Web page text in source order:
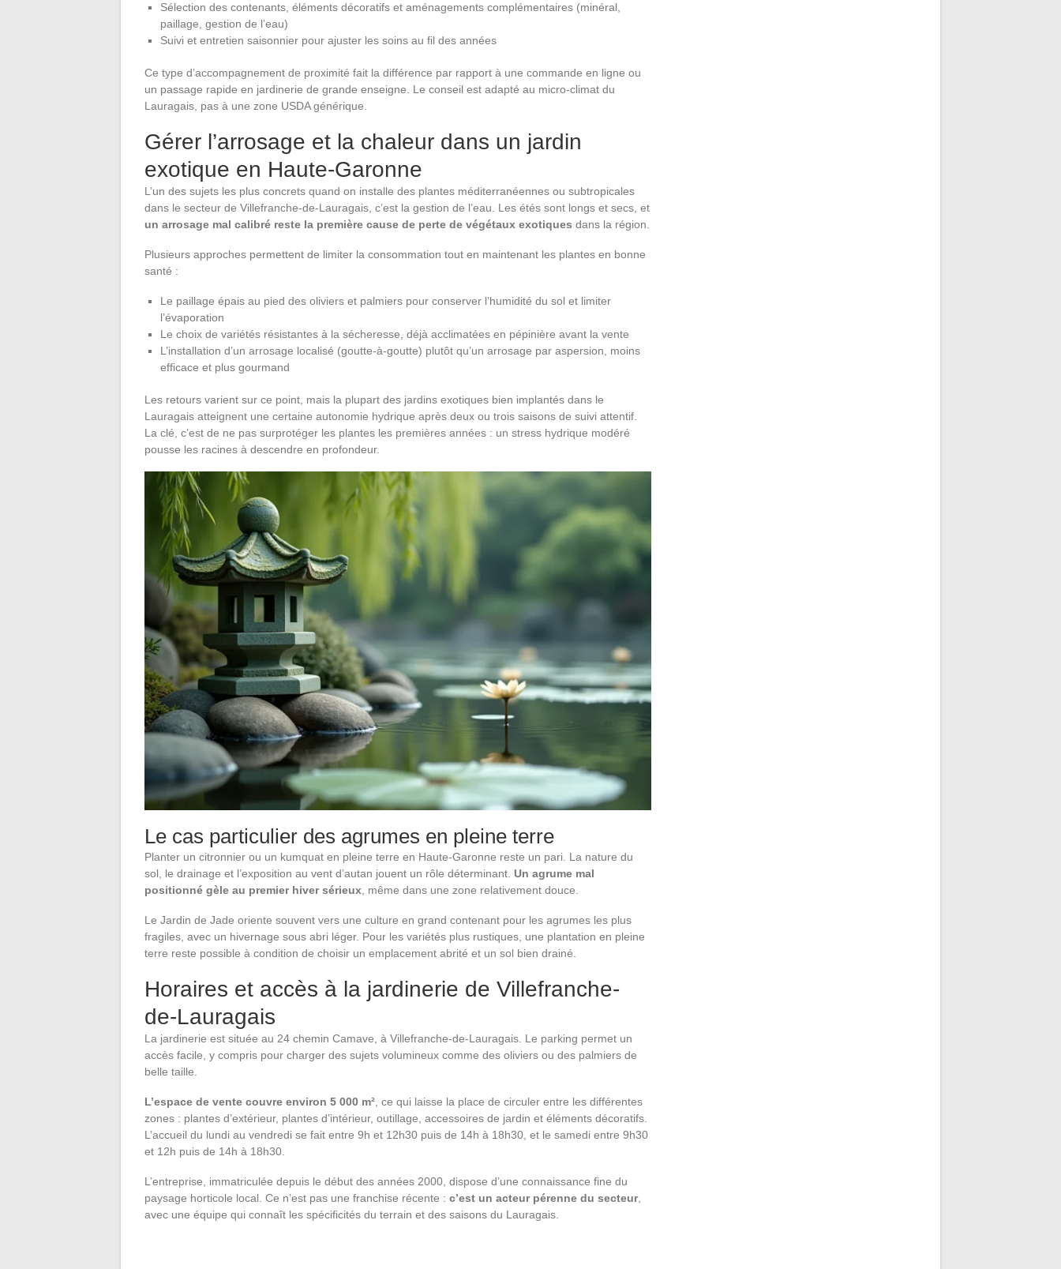
Sélection des contenants, éléments décoratifs et aménagements complémentaires (minéral,
paillage, gestion de l’eau)
Suivi et entretien saisonnier pour ajuster les soins au fil des années
Ce type d’accompagnement de proximité fait la différence par rapport à une commande en ligne ou
un passage rapide en jardinerie de grande enseigne. Le conseil est adapté au micro-climat du
Lauragais, pas à une zone USDA générique.
Gérer l’arrosage et la chaleur dans un jardin
exotique en Haute-Garonne
L’un des sujets les plus concrets quand on installe des plantes méditerranéennes ou subtropicales
dans le secteur de Villefranche-de-Lauragais, c’est la gestion de l’eau. Les étés sont longs et secs, et
un arrosage mal calibré reste la première cause de perte de végétaux exotiques dans la région.
Plusieurs approches permettent de limiter la consommation tout en maintenant les plantes en bonne
santé :
Le paillage épais au pied des oliviers et palmiers pour conserver l’humidité du sol et limiter
l’évaporation
Le choix de variétés résistantes à la sécheresse, déjà acclimatées en pépinière avant la vente
L’installation d’un arrosage localisé (goutte-à-goutte) plutôt qu’un arrosage par aspersion, moins
efficace et plus gourmand
Les retours varient sur ce point, mais la plupart des jardins exotiques bien implantés dans le
Lauragais atteignent une certaine autonomie hydrique après deux ou trois saisons de suivi attentif.
La clé, c’est de ne pas surprotéger les plantes les premières années : un stress hydrique modéré
pousse les racines à descendre en profondeur.
Le cas particulier des agrumes en pleine terre
Planter un citronnier ou un kumquat en pleine terre en Haute-Garonne reste un pari. La nature du
sol, le drainage et l’exposition au vent d’autan jouent un rôle déterminant. Un agrume mal
positionné gèle au premier hiver sérieux , même dans une zone relativement douce.
Le Jardin de Jade oriente souvent vers une culture en grand contenant pour les agrumes les plus
fragiles, avec un hivernage sous abri léger. Pour les variétés plus rustiques, une plantation en pleine
terre reste possible à condition de choisir un emplacement abrité et un sol bien drainé.
Horaires et accès à la jardinerie de Villefranche-
de-Lauragais
La jardinerie est située au 24 chemin Camave, à Villefranche-de-Lauragais. Le parking permet un
accès facile, y compris pour charger des sujets volumineux comme des oliviers ou des palmiers de
belle taille.
L’espace de vente couvre environ 5 000 m² , ce qui laisse la place de circuler entre les différentes
zones : plantes d’extérieur, plantes d’intérieur, outillage, accessoires de jardin et éléments décoratifs.
L’accueil du lundi au vendredi se fait entre 9h et 12h30 puis de 14h à 18h30, et le samedi entre 9h30
et 12h puis de 14h à 18h30.
L’entreprise, immatriculée depuis le début des années 2000, dispose d’une connaissance fine du
paysage horticole local. Ce n’est pas une franchise récente : c’est un acteur pérenne du secteur,
avec une équipe qui connaît les spécificités du terrain et des saisons du Lauragais.